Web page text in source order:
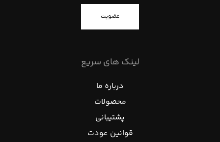
عضویت
لینک های سریع
درباره ما
محصولات
پشتیبانی
قوانین عودت